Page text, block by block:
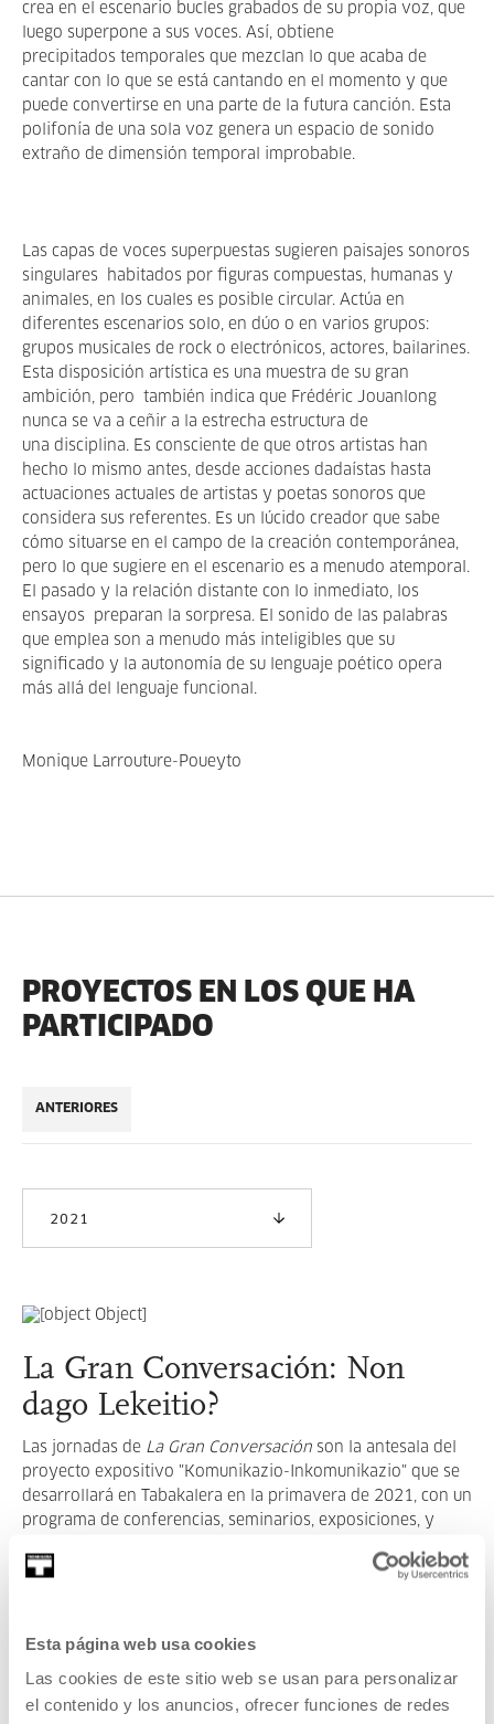
Esta página web usa cookies
Las cookies de este sitio web se usan para personalizar
el contenido y los anuncios, ofrecer funciones de redes
crea en el escenario bucles grabados de su propia voz, que
luego superpone a sus voces. Así, obtiene
precipitados temporales que mezclan lo que acaba de
cantar con lo que se está cantando en el momento y que
puede convertirse en una parte de la futura canción. Esta
polifonía de una sola voz genera un espacio de sonido
extraño de dimensión temporal improbable.
Las capas de voces superpuestas sugieren paisajes sonoros
singulares habitados por figuras compuestas, humanas y
animales, en los cuales es posible circular. Actúa en
diferentes escenarios solo, en dúo o en varios grupos:
grupos musicales de rock o electrónicos, actores, bailarines.
Esta disposición artística es una muestra de su gran
ambición, pero también indica que Frédéric Jouanlong
nunca se va a ceñir a la estrecha estructura de
una disciplina. Es consciente de que otros artistas han
hecho lo mismo antes, desde acciones dadaístas hasta
actuaciones actuales de artistas y poetas sonoros que
considera sus referentes. Es un lúcido creador que sabe
cómo situarse en el campo de la creación contemporánea,
pero lo que sugiere en el escenario es a menudo atemporal.
El pasado y la relación distante con lo inmediato, los
ensayos preparan la sorpresa. El sonido de las palabras
que emplea son a menudo más inteligibles que su
significado y la autonomía de su lenguaje poético opera
más allá del lenguaje funcional.
Monique Larrouture-Poueyto
PROYECTOS EN LOS QUE HA
PARTICIPADO
ANTERIORES
2021
La Gran Conversación: Non
dago Lekeitio?
Las jornadas de La Gran Conversación son la antesala del
proyecto expositivo "Komunikazio-Inkomunikazio" que se
desarrollará en Tabakalera en la primavera de 2021, con un
programa de conferencias, seminarios, exposiciones, y
VER TODOS LOS ARTISTAS Y CREADORES/AS